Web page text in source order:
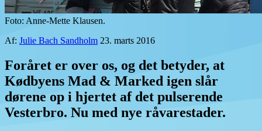
Foto: Anne-Mette Klausen.
Af: Julie Bach Sandholm 23. marts 2016
Foråret er over os, og det betyder, at
Kødbyens Mad & Marked igen slår
dørene op i hjertet af det pulserende
Vesterbro. Nu med nye råvarestader.